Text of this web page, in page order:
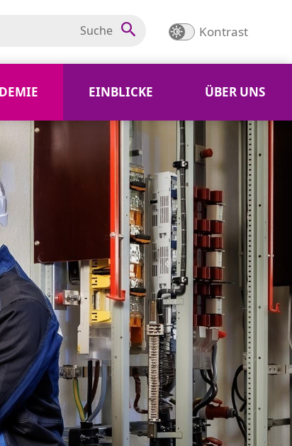
Kontrast
EINBLICKE ÜBER UNS